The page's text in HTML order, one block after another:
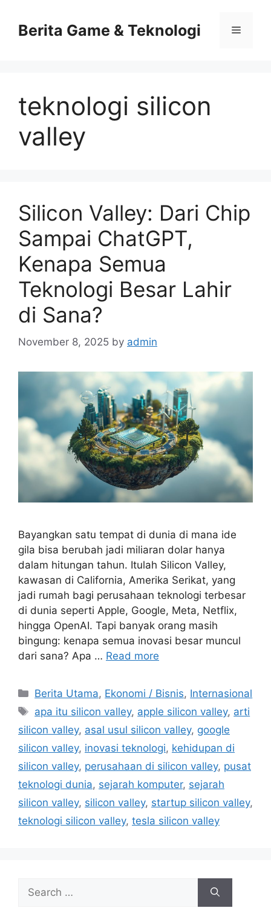
contentBerita Game & Teknologi Menu
teknologi silicon
valley
Silicon Valley: Dari Chip
Sampai ChatGPT,
Kenapa Semua
Teknologi Besar Lahir
di Sana?
November 8, 2025 by admin
Bayangkan satu tempat di dunia di mana ide
gila bisa berubah jadi miliaran dolar hanya
dalam hitungan tahun. Itulah Silicon Valley,
kawasan di California, Amerika Serikat, yang
jadi rumah bagi perusahaan teknologi terbesar
di dunia seperti Apple, Google, Meta, Netflix,
hingga OpenAI. Tapi banyak orang masih
bingung: kenapa semua inovasi besar muncul
dari sana? Apa … Read more
C
a
e
g
o
r
i
s
Berita Utama, Ekonomi / Bisnis, Internasional
T
a
s
apa itu silicon valley, apple silicon valley, arti
silicon valley, asal usul silicon valley, google
silicon valley, inovasi teknologi, kehidupan di
silicon valley, perusahaan di silicon valley, pusat
teknologi dunia, sejarah komputer, sejarah
silicon valley, silicon valley, startup silicon valley,
teknologi silicon valley, tesla silicon valley